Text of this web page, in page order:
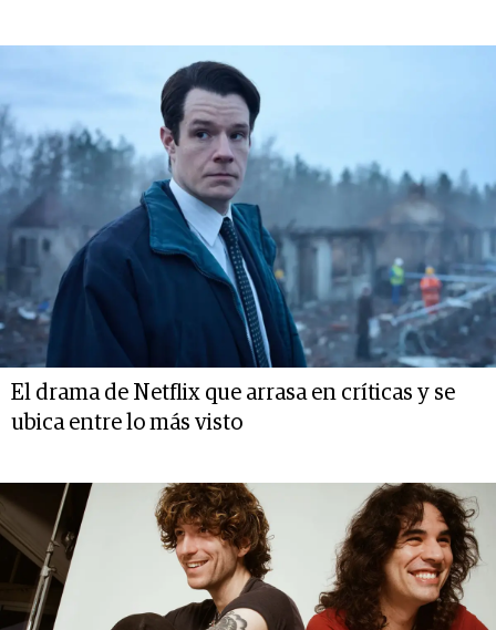
El drama de Netflix que arrasa en críticas y se
ubica entre lo más visto